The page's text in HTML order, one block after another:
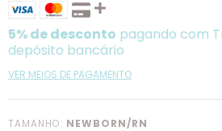
5% de desconto pagando com
depósito bancário
VER MEIOS DE PAGAMENTO
TAMANHO: NEWBORN/RN